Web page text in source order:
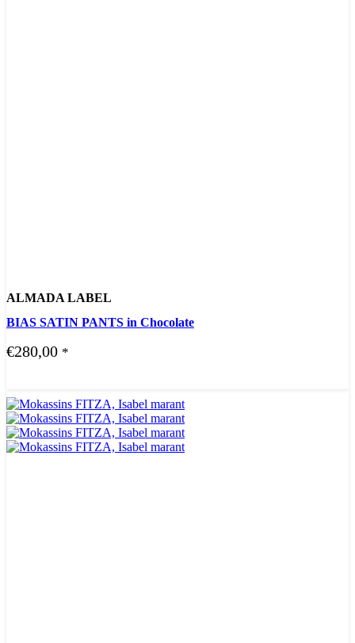
ALMADA LABEL
BIAS SATIN PANTS in Chocolate
€280,00 *